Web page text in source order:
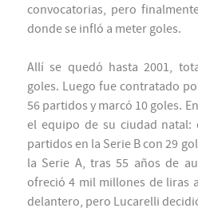
convocatorias, pero
donde se infló a meter goles.
Allí se quedó hasta 2001,
goles. Luego fue contratado
56 partidos y marcó 10 goles.
el equipo de su ciudad natal:
partidos en la Serie B con 29
la Serie A, tras 55 años de
ofreció 4 mil millones de liras
delantero, pero Lucarelli